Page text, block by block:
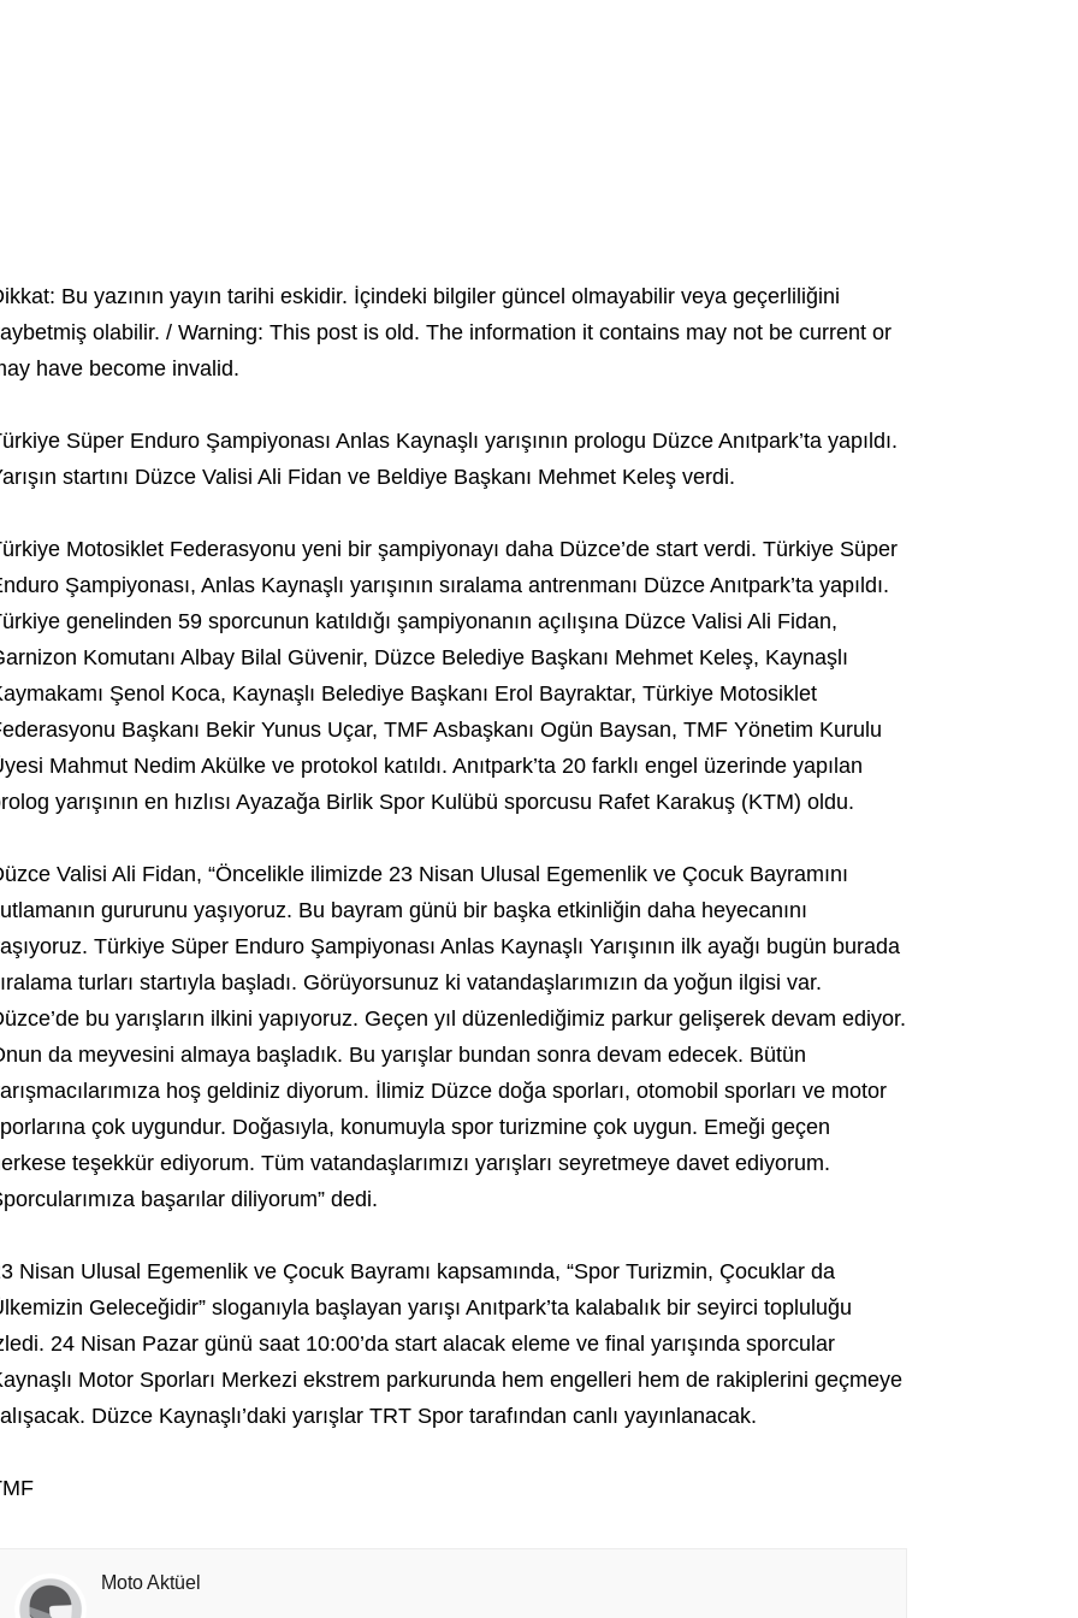
Bu yazının yayın tarihi eskidir. İçindeki bilgiler güncel olmayabilir veya geçerliliğini
olabilir. / Warning: This post is old. The information it contains may not be current or
have become invalid.
Süper Enduro Şampiyonası Anlas Kaynaşlı yarışının prologu Düzce Anıtpark’ta yapıldı.
startını Düzce Valisi Ali Fidan ve Beldiye Başkanı Mehmet Keleş verdi.
Motosiklet Federasyonu yeni bir şampiyonayı daha Düzce’de start verdi. Türkiye Süper
Şampiyonası, Anlas Kaynaşlı yarışının sıralama antrenmanı Düzce Anıtpark’ta yapıldı.
genelinden 59 sporcunun katıldığı şampiyonanın açılışına Düzce Valisi Ali Fidan,
Komutanı Albay Bilal Güvenir, Düzce Belediye Başkanı Mehmet Keleş, Kaynaşlı
Şenol Koca, Kaynaşlı Belediye Başkanı Erol Bayraktar, Türkiye Motosiklet
Başkanı Bekir Yunus Uçar, TMF Asbaşkanı Ogün Baysan, TMF Yönetim Kurulu
Mahmut Nedim Akülke ve protokol katıldı. Anıtpark’ta 20 farklı engel üzerinde yapılan
yarışının en hızlısı Ayazağa Birlik Spor Kulübü sporcusu Rafet Karakuş (KTM) oldu.
Valisi Ali Fidan, “Öncelikle ilimizde 23 Nisan Ulusal Egemenlik ve Çocuk Bayramını
gururunu yaşıyoruz. Bu bayram günü bir başka etkinliğin daha heyecanını
Türkiye Süper Enduro Şampiyonası Anlas Kaynaşlı Yarışının ilk ayağı bugün burada
turları startıyla başladı. Görüyorsunuz ki vatandaşlarımızın da yoğun ilgisi var.
bu yarışların ilkini yapıyoruz. Geçen yıl düzenlediğimiz parkur gelişerek devam ediyor.
da meyvesini almaya başladık. Bu yarışlar bundan sonra devam edecek. Bütün
hoş geldiniz diyorum. İlimiz Düzce doğa sporları, otomobil sporları ve motor
çok uygundur. Doğasıyla, konumuyla spor turizmine çok uygun. Emeği geçen
teşekkür ediyorum. Tüm vatandaşlarımızı yarışları seyretmeye davet ediyorum.
başarılar diliyorum” dedi.
Nisan Ulusal Egemenlik ve Çocuk Bayramı kapsamında, “Spor Turizmin, Çocuklar da
Geleceğidir” sloganıyla başlayan yarışı Anıtpark’ta kalabalık bir seyirci topluluğu
24 Nisan Pazar günü saat 10:00’da start alacak eleme ve final yarışında sporcular
Motor Sporları Merkezi ekstrem parkurunda hem engelleri hem de rakiplerini geçmeye
Düzce Kaynaşlı’daki yarışlar TRT Spor tarafından canlı yayınlanacak.
Moto Aktüel